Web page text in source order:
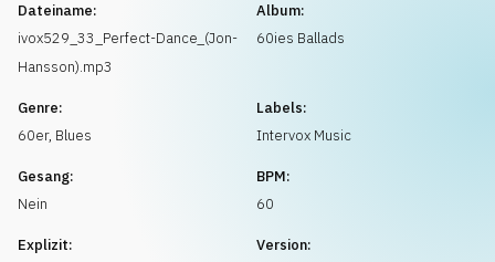
Dateiname:
ivox529_33_Perfect-Dance_(Jon-
Hansson).mp3
Album:
60ies Ballads
Genre:
60er, Blues
Labels:
Intervox Music
Gesang:
Nein
BPM:
60
Explizit:
Version: